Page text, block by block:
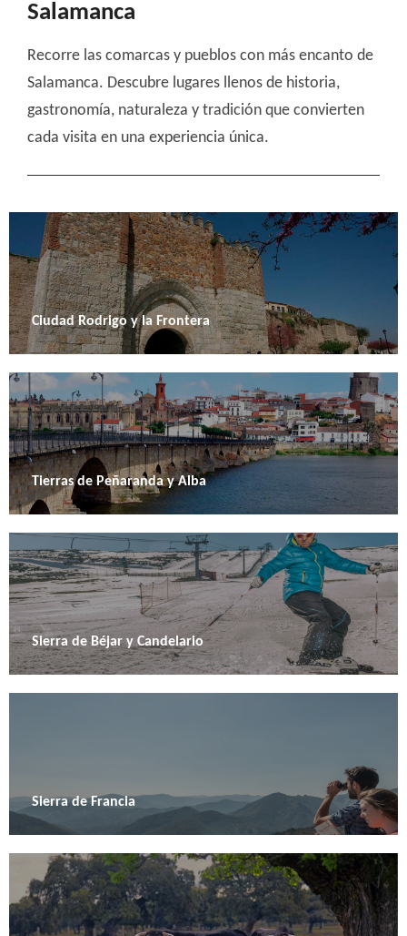
Salamanca
Recorre las comarcas y pueblos con más encanto de
Salamanca. Descubre lugares llenos de historia,
gastronomía, naturaleza y tradición que convierten
cada visita en una experiencia única.
Ciudad Rodrigo y la Frontera
Tierras de Peñaranda y Alba
Sierra de Béjar y Candelario
Sierra de Francia